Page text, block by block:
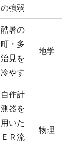
の強弱
酷暑の
町・多
治見を
冷やす
地学
自作計
測器を
用いた
ＥＲ流
物理